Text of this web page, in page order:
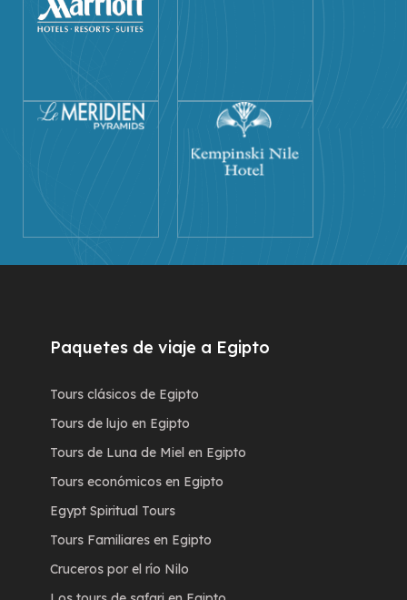
Paquetes de viaje a Egipto
Tours clásicos de Egipto
Tours de lujo en Egipto
Tours de Luna de Miel en Egipto
Tours económicos en Egipto
Egypt Spiritual Tours
Tours Familiares en Egipto
Cruceros por el río Nilo